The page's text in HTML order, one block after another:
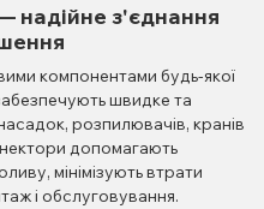
надійне з'єднання
компонентами будь-якої
швидке та
розпилювачів, кранів
допомагають
мінімізують втрати
і обслуговування.